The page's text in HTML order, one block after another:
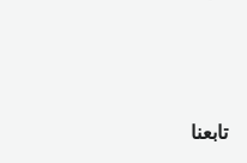
تابعنا